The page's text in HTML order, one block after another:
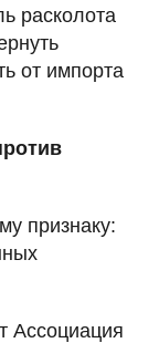
расколота
от импорта
признаку:
Ассоциация